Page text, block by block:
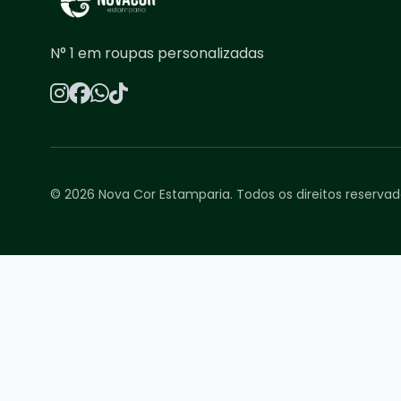
N° 1 em roupas personalizadas
© 2026 Nova Cor Estamparia. Todos os direitos